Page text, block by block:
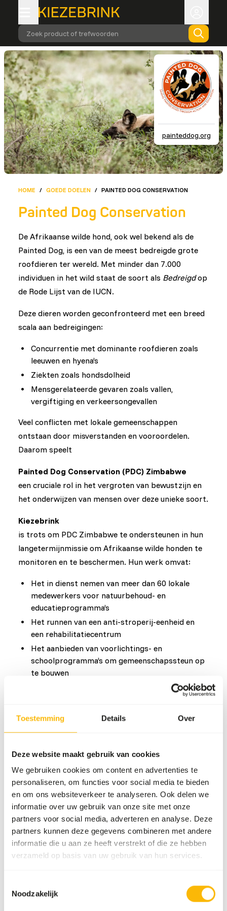
Toestemming Details Over
Deze website maakt gebruik van cookies
We gebruiken cookies om content en advertenties te
personaliseren, om functies voor social media te bieden
en om ons websiteverkeer te analyseren. Ook delen we
informatie over uw gebruik van onze site met onze
partners voor social media, adverteren en analyse. Deze
partners kunnen deze gegevens combineren met andere
informatie die u aan ze heeft verstrekt of die ze hebben
verzameld op basis van uw gebruik van hun services.
Noodzakelijk
Zoek product of trefwoorden
painteddog.org
HOME / GOEDE DOELEN / PAINTED DOG CONSERVATION
Painted Dog Conservation
De Afrikaanse wilde hond, ook wel bekend als de
Painted Dog, is een van de meest bedreigde grote
roofdieren ter wereld. Met minder dan 7.000
individuen in het wild staat de soort als Bedreigdop
de Rode Lijst van de IUCN.
Deze dieren worden geconfronteerd met een breed
scala aan bedreigingen:
Concurrentie met dominante roofdieren zoals
leeuwen en hyena’s
Ziekten zoals hondsdolheid
Mensgerelateerde gevaren zoals vallen,
vergiftiging en verkeersongevallen
Veel conflicten met lokale gemeenschappen
ontstaan door misverstanden en vooroordelen.
Daarom speelt
Painted Dog Conservation (PDC) Zimbabwe
een cruciale rol in het vergroten van bewustzijn en
het onderwijzen van mensen over deze unieke soort.
Kiezebrink
is trots om PDC Zimbabwe te ondersteunen in hun
langetermijnmissie om Afrikaanse wilde honden te
monitoren en te beschermen. Hun werk omvat:
Het in dienst nemen van meer dan 60 lokale
medewerkers voor natuurbehoud- en
educatieprogramma’s
Het runnen van een anti-stroperij-eenheid en
een rehabilitatiecentrum
Het aanbieden van voorlichtings- en
schoolprogramma’s om gemeenschapssteun op
te bouwen
Als onderdeel van onze steun heeft Kiezebrink
van de scholen Chezhou en Songwa. Deze 4-daagse
kampen bieden praktijkgerichte leerervaringen,
rehabilitatiecentrum. De kampen inspireren
toekomstige natuurbeschermers en versterken het
lokale begrip van natuurbescherming.
Painted Dog Conservation
blijft een betekenisvolle impact maken. Met
voortdurende steun kunnen zij hun inspanningen